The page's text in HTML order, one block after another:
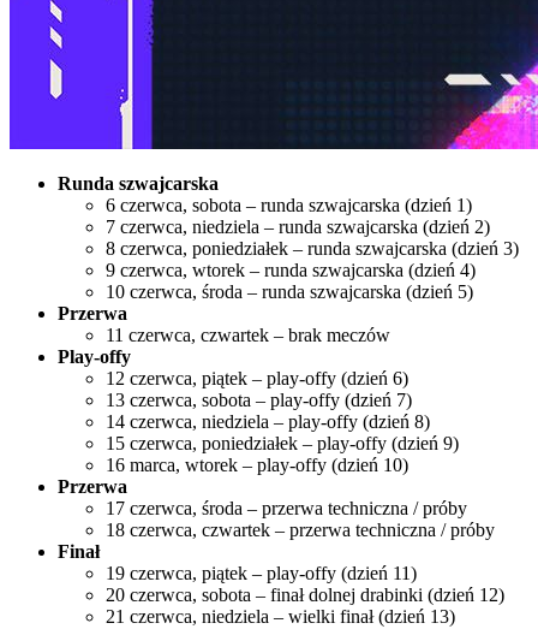
Runda szwajcarska
6 czerwca, sobota – runda szwajcarska (dzień 1)
7 czerwca, niedziela – runda szwajcarska (dzień 2)
8 czerwca, poniedziałek – runda szwajcarska (dzień 3)
9 czerwca, wtorek – runda szwajcarska (dzień 4)
10 czerwca, środa – runda szwajcarska (dzień 5)
Przerwa
11 czerwca, czwartek – brak meczów
Play-offy
12 czerwca, piątek – play-offy (dzień 6)
13 czerwca, sobota – play-offy (dzień 7)
14 czerwca, niedziela – play-offy (dzień 8)
15 czerwca, poniedziałek – play-offy (dzień 9)
16 marca, wtorek – play-offy (dzień 10)
Przerwa
17 czerwca, środa – przerwa techniczna / próby
18 czerwca, czwartek – przerwa techniczna / próby
Finał
19 czerwca, piątek – play-offy (dzień 11)
20 czerwca, sobota – finał dolnej drabinki (dzień 12)
21 czerwca, niedziela – wielki finał (dzień 13)